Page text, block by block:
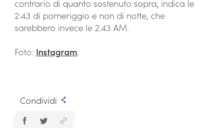
contrario di quanto sostenuto sopra, indica le
2:43 di pomeriggio e non di notte, che
sarebbero invece le 2:43 AM.
Foto: Instagram.
Condividi